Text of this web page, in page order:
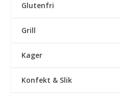
Glutenfri
Grill
Kager
Konfekt & Slik